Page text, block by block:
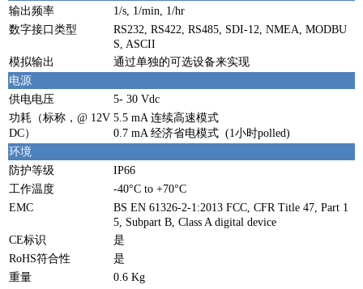
输出频率
1/s, 1/min, 1/hr
数字接口类型
RS232, RS422, RS485, SDI-12, NMEA, MODBU
S, ASCII
模拟输出
通过单独的可选设备来实现
电源
供电电压
5- 30 Vdc
功耗（标称，@ 12V
DC）
5.5 mA 连续高速模式
0.7 mA 经济省电模式 (1小时polled)
环境
防护等级
IP66
工作温度
-40°C to +70°C
EMC
BS EN 61326-2-1:2013 FCC, CFR Title 47, Part 1
5, Subpart B, Class A digital device
CE标识
是
RoHS符合性
是
重量
0.6 Kg